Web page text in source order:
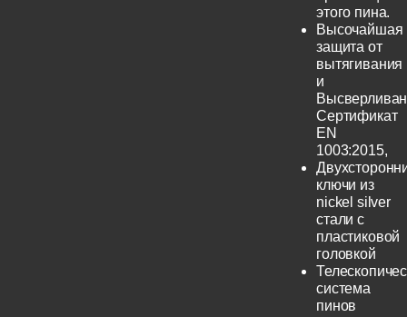
этого пина.
Высочайшая
защита от
вытягивания
и
Сертификат
EN
1003:2015,
ключи из
nickel silver
стали с
пластиковой
головкой
система
пинов